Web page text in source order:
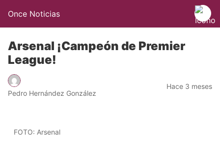
Once Noticias
Arsenal ¡Campeón de Premier
League!
Pedro Hernández González
Hace 3 meses
FOTO: Arsenal